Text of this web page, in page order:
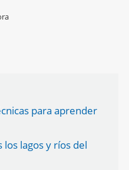
para aprender
los lagos y ríos del